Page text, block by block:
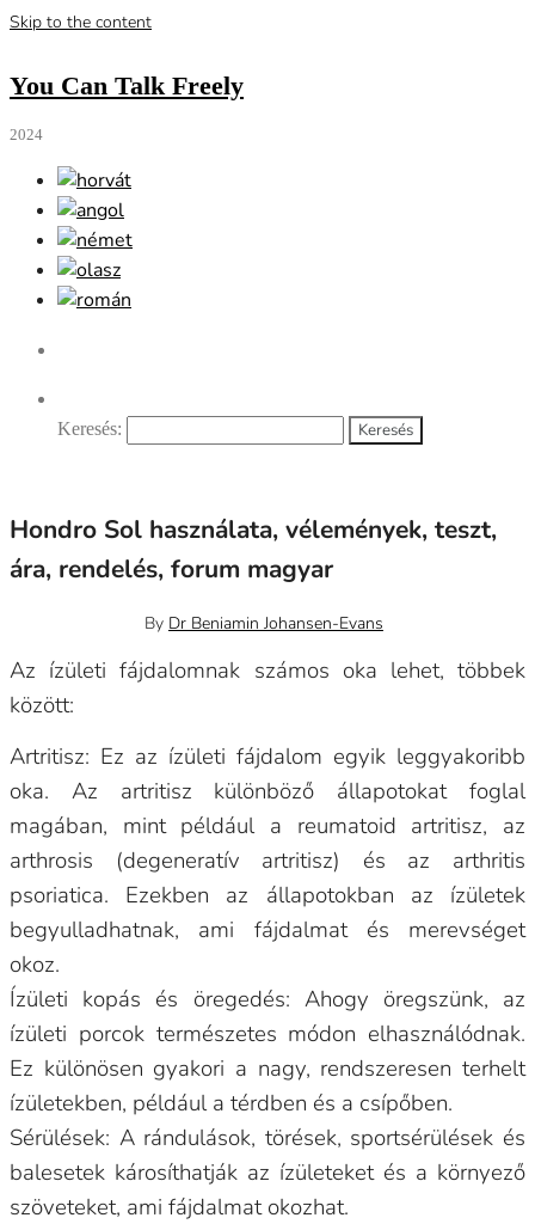
Skip to the content
You Can Talk Freely
2024
Keresés:
Hondro Sol használata, vélemények, teszt,
ára, rendelés, forum magyar
By Dr Beniamin Johansen-Evans
Az ízületi fájdalomnak számos oka lehet, többek
között:
Artritisz: Ez az ízületi fájdalom egyik leggyakoribb
oka. Az artritisz különböző állapotokat foglal
magában, mint például a reumatoid artritisz, az
arthrosis (degeneratív artritisz) és az arthritis
psoriatica. Ezekben az állapotokban az ízületek
begyulladhatnak, ami fájdalmat és merevséget
okoz.
Ízületi kopás és öregedés: Ahogy öregszünk, az
ízületi porcok természetes módon elhasználódnak.
Ez különösen gyakori a nagy, rendszeresen terhelt
ízületekben, például a térdben és a csípőben.
Sérülések: A rándulások, törések, sportsérülések és
balesetek károsíthatják az ízületeket és a környező
szöveteket, ami fájdalmat okozhat.